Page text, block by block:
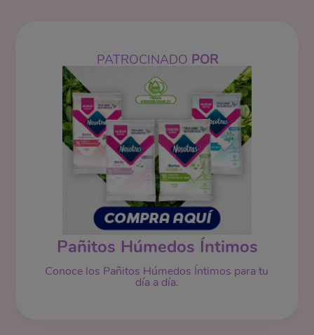
PATROCINADO POR
Pañitos Húmedos Íntimos
Conoce los Pañitos Húmedos Íntimos para tu
día a día.